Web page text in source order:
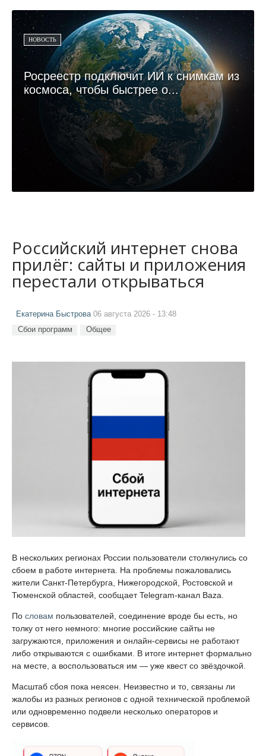
НОВОСТЬ
Росреестр подключит ИИ к снимкам из
космоса, чтобы быстрее о...
Российский интернет снова
прилёг: сайты и приложения
перестали открываться
Екатерина Быстрова06 августа 2026 - 13:48
Сбои программ Общее
В нескольких регионах России пользователи столкнулись со
сбоем в работе интернета. На проблемы пожаловались
жители Санкт-Петербурга, Нижегородской, Ростовской и
Тюменской областей, сообщает Telegram-канал Baza.
По словам пользователей, соединение вроде бы есть, но
толку от него немного: многие российские сайты не
загружаются, приложения и онлайн-сервисы не работают
либо открываются с ошибками. В итоге интернет формально
на месте, а воспользоваться им — уже квест со звёздочкой.
Масштаб сбоя пока неясен. Неизвестно и то, связаны ли
жалобы из разных регионов с одной технической проблемой
или одновременно подвели несколько операторов и
сервисов.